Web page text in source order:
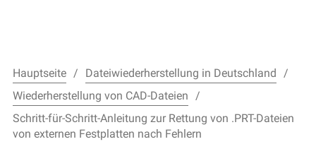
Hauptseite
Dateiwiederherstellung in Deutschland
Wiederherstellung von CAD-Dateien
Schritt-für-Schritt-Anleitung zur Rettung von .PRT-Dateien
von externen Festplatten nach Fehlern